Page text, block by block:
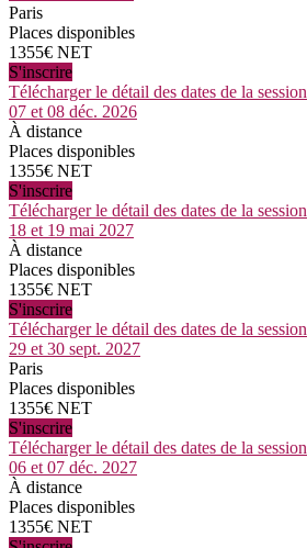
Paris
Places disponibles
1355€ NET
S'inscrire
Télécharger le détail des dates de la session
07 et 08 déc. 2026
À distance
Places disponibles
1355€ NET
S'inscrire
Télécharger le détail des dates de la session
18 et 19 mai 2027
À distance
Places disponibles
1355€ NET
S'inscrire
Télécharger le détail des dates de la session
29 et 30 sept. 2027
Paris
Places disponibles
1355€ NET
S'inscrire
Télécharger le détail des dates de la session
06 et 07 déc. 2027
À distance
Places disponibles
1355€ NET